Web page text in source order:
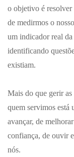
o objetivo é resolver
de medirmos o
um indicador real
identificando
existiam.
Mais do que gerir
quem servimos está
avançar, de
confiança, de ouvir
nós.